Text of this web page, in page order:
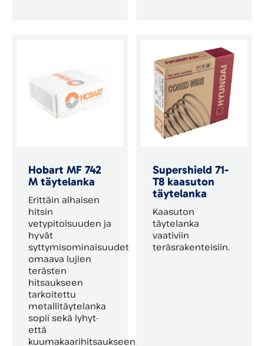
Hobart MF 742
M täytelanka
Erittäin alhaisen
hitsin
vetypitoisuuden ja
hyvät
syttymisominaisuudet
omaava lujien
terästen
hitsaukseen
tarkoitettu
metallitäytelanka
sopii sekä lyhyt-
että
kuumakaarihitsaukseen,
Supershield 71-
T8 kaasuton
täytelanka
Kaasuton
täytelanka
vaativiin
teräsrakenteisiin.